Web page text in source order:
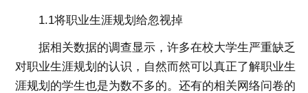
1.1将职业生涯规划给忽视掉
据相关数据的调查显示，许多在校大学生严重缺乏
对职业生涯规划的认识，自然而然可以真正了解职业生
涯规划的学生也是为数不多的。还有的相关网络问卷的